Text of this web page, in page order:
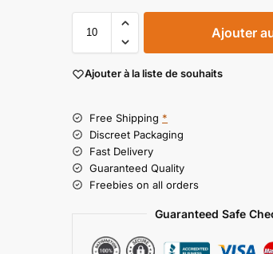
Ajouter
Ajouter à la liste de souhaits
Free Shipping *
Discreet Packaging
Fast Delivery
Guaranteed Quality
Freebies on all orders
Guaranteed Safe